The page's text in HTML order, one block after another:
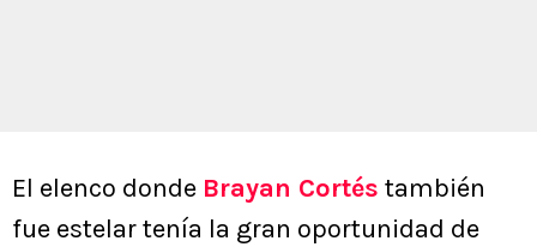
El elenco donde Brayan Cortés también
fue estelar tenía la gran oportunidad de